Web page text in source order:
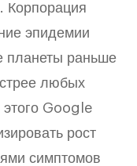
Корпорация
эпидемии
планеты раньше
любых
Google
рост
симптомов